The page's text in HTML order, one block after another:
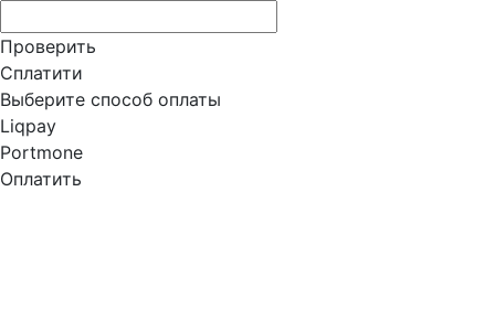
Проверить
Сплатити
Выберите способ оплаты
Liqpay
Portmone
Оплатить